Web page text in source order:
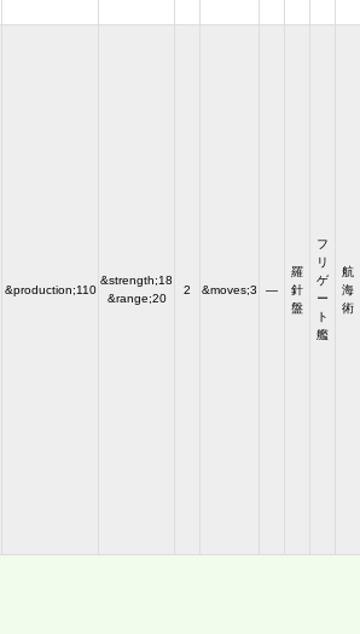
&production;110
&strength;18
&range;20
2 &moves;3 ―
羅
針
盤
フ
リ
ゲ
ー
ト
艦
航
海
術